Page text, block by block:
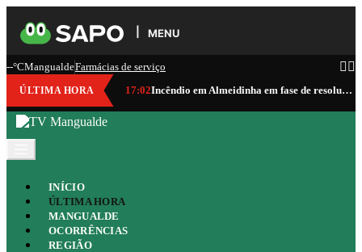
MENU
--°CMangualdeFarmácias de serviço
ÚLTIMA HORA 17:02 Incêndio em Almeidinha em fase de resolução
INÍCIO
ÚLTIMA HORA
MANGUALDE
OCORRÊNCIAS
REGIÃO